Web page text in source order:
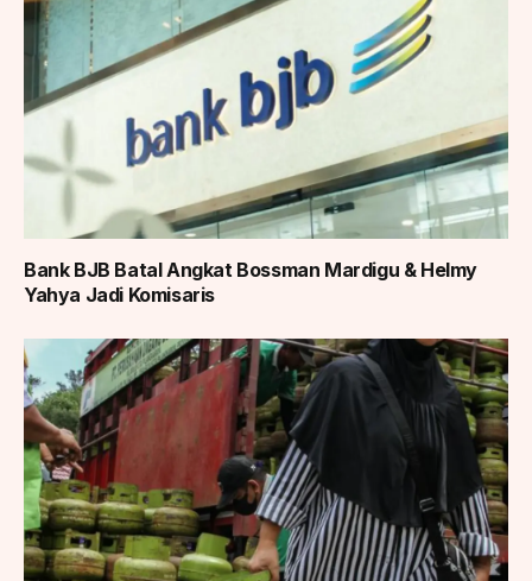
Bank BJB Batal Angkat Bossman Mardigu & Helmy
Yahya Jadi Komisaris